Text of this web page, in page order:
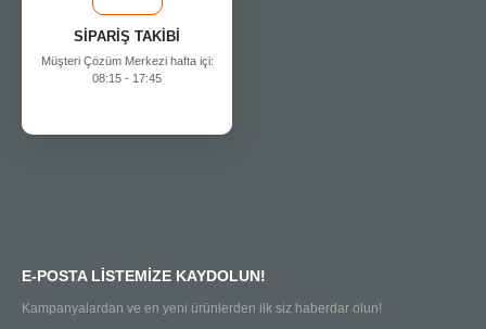
SİPARİŞ TAKİBİ
Müşteri Çözüm Merkezi hafta içi:
08:15 - 17:45
E-POSTA LİSTEMİZE KAYDOLUN!
Kampanyalardan ve en yeni ürünlerden ilk siz haberdar olun!